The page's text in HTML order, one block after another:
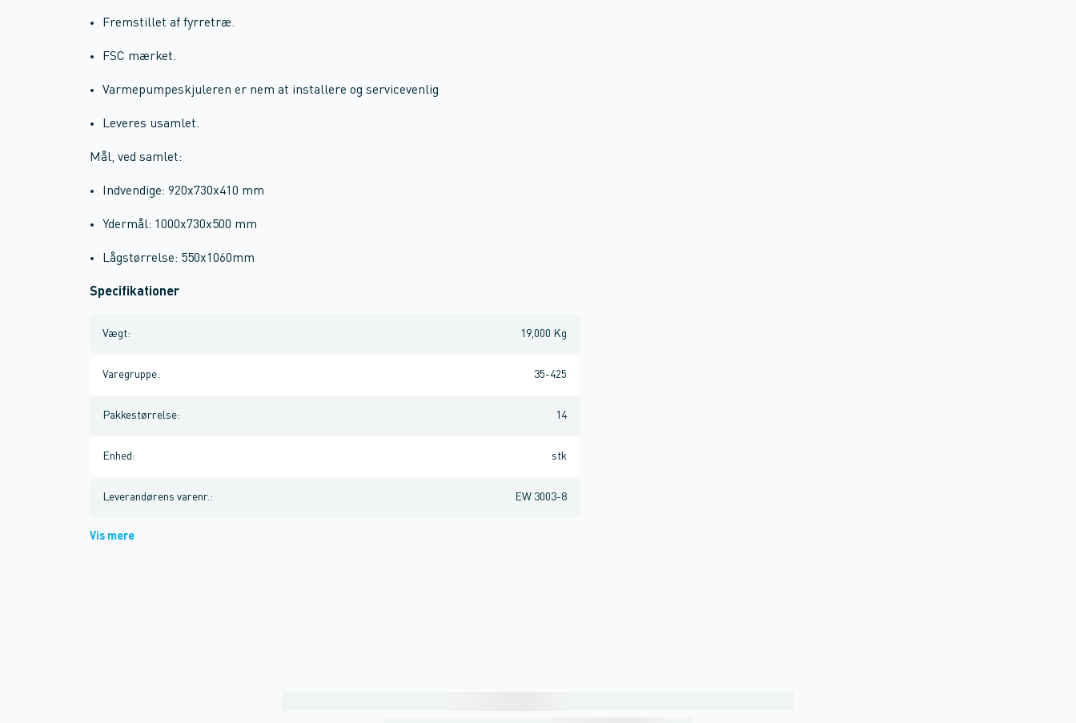
Fremstillet af fyrretræ.
FSC mærket.
Varmepumpeskjuleren er nem at installere og servicevenlig
Leveres usamlet.
Mål, ved samlet:
Indvendige: 920x730x410 mm
Ydermål: 1000x730x500 mm
Lågstørrelse: 550x1060mm
Specifikationer
Vægt: 19,000 Kg
Varegruppe: 35-425
Pakkestørrelse: 14
Enhed : stk
Leverandørens varenr. : EW 3003-8
Vis mere